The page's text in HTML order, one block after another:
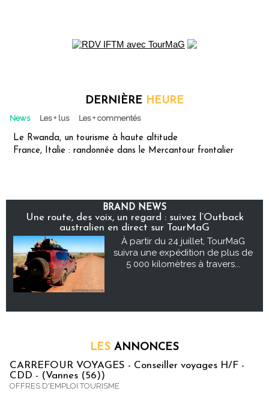
DERNIÈRE HEURE
News Les + lus Les + commentés
Le Rwanda, un tourisme à haute altitude
France, Italie : randonnée dans le Mercantour frontalier
BRAND NEWS
Une route, des voix, un regard : suivez l’Outback
australien en direct sur TourMaG
À partir du 24 juillet, TourMaG
suivra une expédition de plus de
5 000 kilomètres à travers...
LES ANNONCES
CARREFOUR VOYAGES - Conseiller voyages H/F -
CDD - (Vannes (56))
OFFRES D'EMPLOI TOURISME